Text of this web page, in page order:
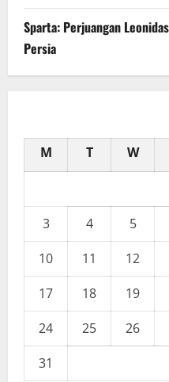
Sparta: Perjuangan
Persia
M T W
3
4 5
10
11 12
17
18 19
24
25 26
31